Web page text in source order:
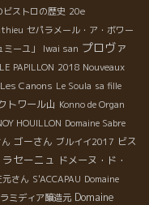
ストロの歴史 20e
セパラメール・ア・ボワー
ーユ」 Iwai san プロヴァ
PAPILLON 2018 Nouveaux
Canons Le Soula sa fille
トワール山 Konno de Organ
HOUILLON Domaine Sabre
ゴーさん ブルイイ2017 ビス
セーニュ
ドメーヌ・ド・
元さん S'ACCAPAU Domaine
ラミディア醸造元 Domaine